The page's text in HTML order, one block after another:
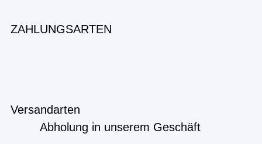
ZAHLUNGSARTEN
Versandarten
Abholung in unserem Geschäft